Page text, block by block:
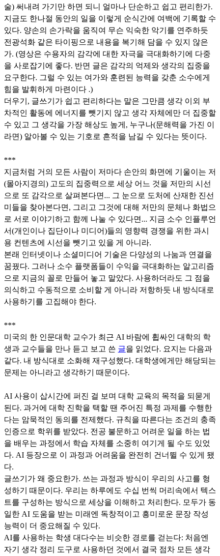
술) 써내려 가기만 하면 되니 얼마나 단순하고 쉽고 편리한가.
지금도 한나절 동안의 일을 이렇게 순식간에 여백에 기록할 수
있다. 양손의 손가락을 움직여 무슨 익숙한 악기를 연주하듯
전광석화 같은 타이핑으로 내용을 복기해 담을 수 있지 않은
가. (영상은 수용자의 감각에 대한 자극을 극대화하기에 다중
을 사로잡기에 좋다. 반면 글은 감각의 억제와 생각의 집중을
요구한다. 그럴 수 있는 여가와 훈련된 능력을 갖춘 소수에게
힘을 발휘하게 마련이다 .)
더우기, 글쓰기가 쉽고 편리하다는 말은 그만큼 생각 이외 부
차적인 활동에 에너지를 뺏기지 않고 생각 자체에만 더 집중할
수 있고 그 생각을 가장 해상도 높게, 누구나(문해력을 가진 이
라면) 알아볼 수 있는 기호로 흔적을 남길 수 있다는 뜻이다.
***
지금처럼 거의 모든 사람이 저마다 손안의 화면에 기울이는 저
(몰아지경의) 고도의 집중력으로 세상 어느 것을 저만의 시선
으로 또 감각으로 살펴본다면... 그 눈으로 도처에 산재한 진선
미들을 찾아본다면, 그리고 그것에 대해 저만의 문체나 화법으
로 서로 이야기하고 함께 나눌 수 있다면... 지금 소수 인플루언
서(개인이나 집단이나 미디어)들의 영향력 경쟁을 위한 과시
용 컨텐츠에 시선을 뺏기고 있을 게 아니라.
본래 인터넷이나 소셜미디어 기술은 다양성의 나눔과 연결을
꿈꿨다. 그러나 소수 플랫폼들이 수익을 극대화하는 알고리즘
으로 지금의 꼴로 만들어 놓고 말았다. 사용하더라도 그 점을
의식하고 수동적으로 소비할 게 아니라 저항하듯 내 방식대로
사용하기를 고집해야 한다.
***
미국의 한 인문대학 교수가 최근 AI 바람에 휩싸인 대학의 학
생과 교수들을 만나 듣고 보고 쓴 글을 읽었다. 요지는 다음과
같다. 내 방식대로 소화해 재구성했다. 대학생에게만 해당되는
문제는 아니라고 생각하기 때문이다.
AI 사용이 삽시간에 퍼진 걸 보며 대학 교육의 목적을 되묻게
된다. 과거에 대학 진학을 택할 땐 주어진 특정 과제를 수행한
다는 암묵적인 동의를 전제했다. 규칙을 따른다는 조건의 충족
인증으로 학위를 받았다. 전공 불문하고 어려운 일을 하는 법
을 배우는 과정에서 학습 자체를 소중히 여기게 될 수도 있었
다. AI 등장으로 이 과정과 어려움을 완전히 건너뛸 수 있게 됐
다.
글쓰기가 왜 중요한가. 쓰는 과정과 방식이 우리의 사고를 형
성하기 때문이다. 우리는 하루에도 수십 번씩 머리속에서 텍스
트를 구성하는 방식으로 세상을 이해하고 처리한다. 모두가 동
일한 AI 도움을 받는 미래엔 독창적이고 흥미로운 문장 작성
능력이 더 중요해질 수 있다.
AI를 사용하는 학생 대다수는 비슷한 경로를 걷는다: 처음엔
자기 생각 정리 도구로 사용하던 것에서 결국 점차 모든 생각